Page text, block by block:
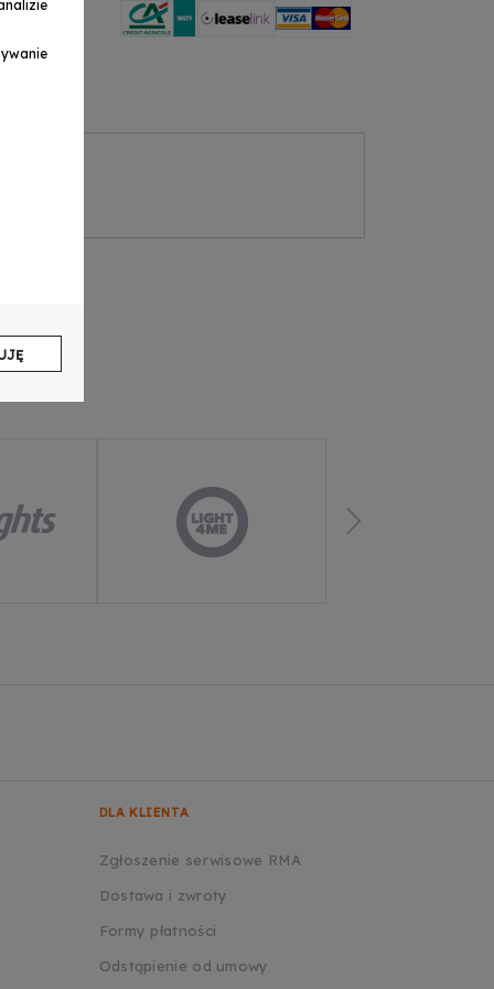
DLA KLIENTA
Zgłoszenie serwisowe RMA
Dostawa i zwroty
Formy płatności
Odstąpienie od umowy